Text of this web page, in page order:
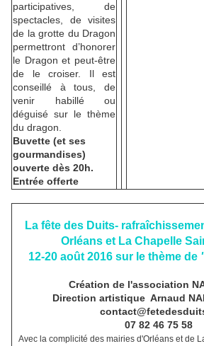
participatives, de
spectacles, de visites
de la grotte du Dragon
permettront d’honorer
le Dragon et peut-être
de le croiser. Il est
conseillé à tous, de
venir habillé ou
déguisé sur le thème
du dragon.
Buvette (et ses
gourmandises)
ouverte dès 20h.
Entrée offerte
La fête des Duits-
Orléans et La Chapelle
12-20 août 2016 sur le thème de
Création de l'association
Direction artistique Arnaud
07 82 46 75 58
Avec la complicité des mairies d'Orléans et de